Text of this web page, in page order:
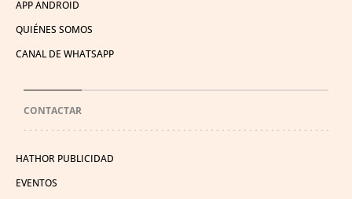
APP ANDROID
QUIÉNES SOMOS
CANAL DE WHATSAPP
CONTACTAR
HATHOR PUBLICIDAD
EVENTOS